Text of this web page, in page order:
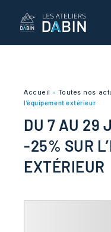
Accueil » Toutes nos
l’équipement extérieur
DU 7 AU 29
-25% SUR
EXTÉRIEUR